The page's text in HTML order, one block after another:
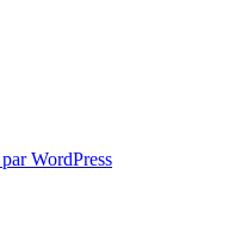
WordPress